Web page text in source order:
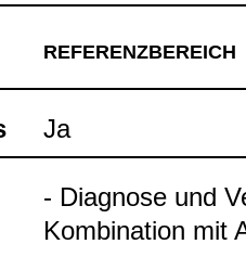
REFE­RENZ­BE­REICH
Ja
- Dia­gnose und
Kom­bi­na­tion mit